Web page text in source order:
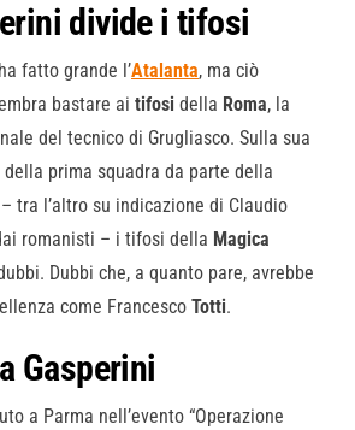
divide i tifosi
ha fatto grande l’Atalanta, ma ciò
bastare ai tifosi della Roma, la
del tecnico di Grugliasco. Sulla sua
della prima squadra da parte della
tra l’altro su indicazione di Claudio
romanisti – i tifosi della Magica
Dubbi che, a quanto pare, avrebbe
come Francesco Totti.
Gasperini
a Parma nell’evento “Operazione